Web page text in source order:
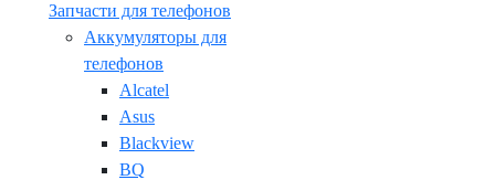
Запчасти для телефонов
Аккумуляторы для
телефонов
Alcatel
Asus
Blackview
BQ